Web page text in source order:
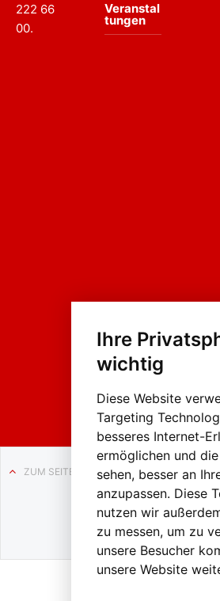
Ihre
wichtig
Diese Website
Targeting
besseres Internet-
ermöglichen und
sehen, besser an
anzupassen. Diese
nutzen wir
zu messen, um zu
unsere Besucher
unsere Website
222 66
00.
Veranstal
tungen
ZUM SEITENANFANG
Auf
+43